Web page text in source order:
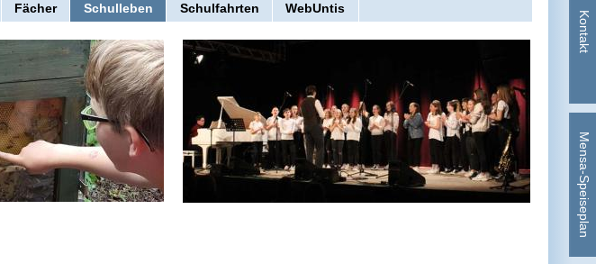
Fächer Schulleben Schulfahrten WebUntis
Kontakt
Mensa-Speiseplan